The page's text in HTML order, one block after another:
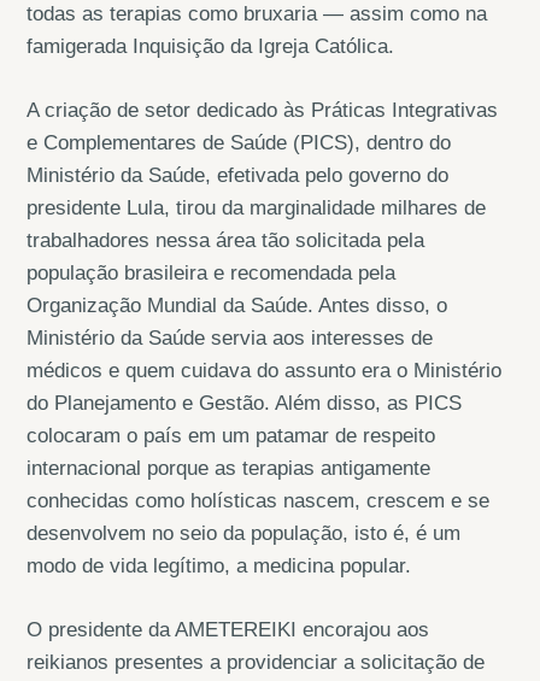
todas as terapias como bruxaria — assim como na
famigerada Inquisição da Igreja Católica.
A criação de setor dedicado às Práticas Integrativas
e Complementares de Saúde (PICS), dentro do
Ministério da Saúde, efetivada pelo governo do
presidente Lula, tirou da marginalidade milhares de
trabalhadores nessa área tão solicitada pela
população brasileira e recomendada pela
Organização Mundial da Saúde. Antes disso, o
Ministério da Saúde servia aos interesses de
médicos e quem cuidava do assunto era o Ministério
do Planejamento e Gestão. Além disso, as PICS
colocaram o país em um patamar de respeito
internacional porque as terapias antigamente
conhecidas como holísticas nascem, crescem e se
desenvolvem no seio da população, isto é, é um
modo de vida legítimo, a medicina popular.
O presidente da AMETEREIKI encorajou aos
reikianos presentes a providenciar a solicitação de